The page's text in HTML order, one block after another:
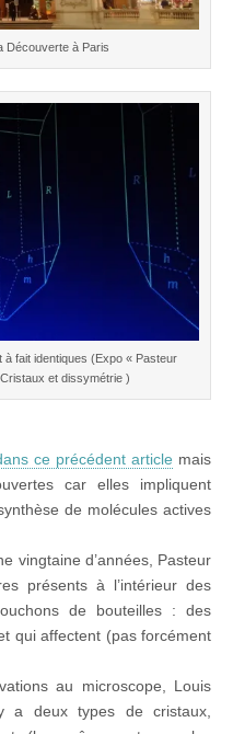
Découverte à Paris
à fait identiques (Expo « Pasteur
et dissymétrie )
ce précédent article mais
car elles impliquent
de molécules actives
vingtaine d’années, Pasteur
présents à l’intérieur des
de bouteilles : des
qui affectent (pas forcément
au microscope, Louis
a deux types de cristaux,